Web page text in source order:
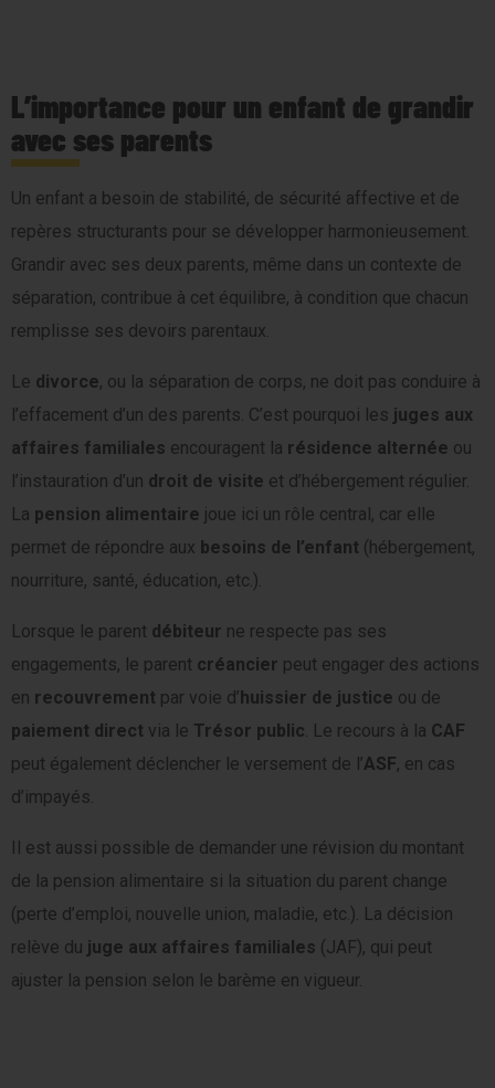
L’importance pour un enfant de grandir
avec ses parents
Un enfant a besoin de stabilité, de sécurité affective et de
repères structurants pour se développer harmonieusement.
Grandir avec ses deux parents, même dans un contexte de
séparation, contribue à cet équilibre, à condition que chacun
remplisse ses devoirs parentaux.
Le divorce, ou la séparation de corps, ne doit pas conduire à
l’effacement d’un des parents. C’est pourquoi les juges aux
affaires familiales encouragent la résidence alternée ou
l’instauration d’un droit de visite et d’hébergement régulier.
La pension alimentaire joue ici un rôle central, car elle
permet de répondre aux besoins de l’enfant (hébergement,
nourriture, santé, éducation, etc.).
Lorsque le parent débiteur ne respecte pas ses
engagements, le parent créancier peut engager des actions
en recouvrement par voie d’huissier de justice ou de
paiement direct via le Trésor public. Le recours à la CAF
peut également déclencher le versement de l’ASF, en cas
d’impayés.
Il est aussi possible de demander une révision du montant
de la pension alimentaire si la situation du parent change
(perte d’emploi, nouvelle union, maladie, etc.). La décision
relève du juge aux affaires familiales (JAF), qui peut
ajuster la pension selon le barème en vigueur.